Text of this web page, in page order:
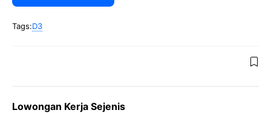
Tags:D3
Lowongan Kerja Sejenis